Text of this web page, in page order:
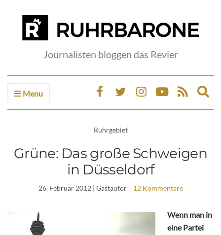
Journalisten bloggen das Revier
Menu
Ruhrgebiet
Grüne: Das große Schweigen
in Düsseldorf
26. Februar 2012| Gastautor 12 Kommentare
Wenn man in
eine Partei